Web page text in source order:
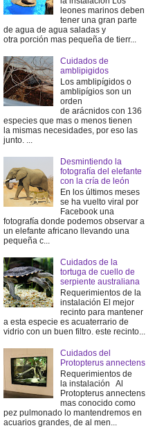
leones marinos deben
tener una gran parte
de agua de agua saladas y
otra porción mas pequeña de tierr...
Cuidados de
amblipigidos
Los amblipígidos o
amblipígios son un
orden
de arácnidos con 136
especies que mas o menos tienen
la mismas necesidades, por eso las
junto. ...
Desmintiendo la
fotografía del elefante
con la cría de león
En los últimos meses
se ha vuelto viral por
Facebook una
fotografía donde podemos observar a
un elefante africano llevando una
pequeña c...
Cuidados de la
tortuga de cuello de
serpiente australiana
Requerimientos de la
instalación El mejor
recinto para mantener
a esta especie es acuaterrario de
vidrio con un buen filtro. este recinto...
Cuidados del
Protopterus annectens
Requerimientos de
la instalación Al
Protopterus annectens
mas conocido como
pez pulmonado lo mantendremos en
acuarios grandes, de al men...